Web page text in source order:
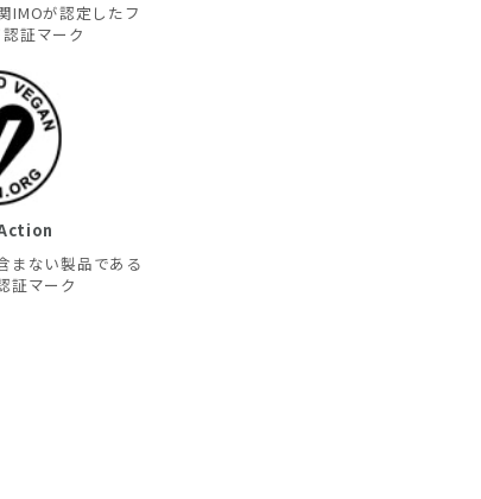
IMOが認定したフ
証マーク
まない製品である
証マーク